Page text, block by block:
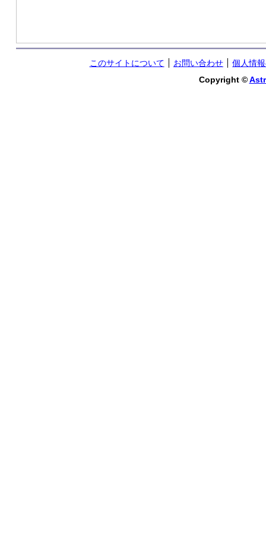
このサイトについて お問い合わせ
個人情
Copyright ©